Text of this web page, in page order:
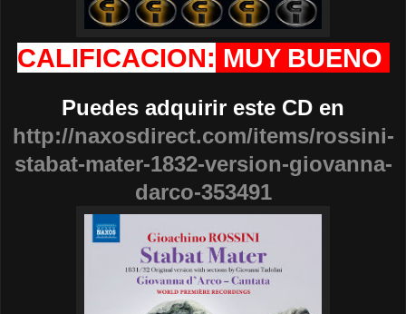
CALIFICACION: MUY BUENO
Puedes adquirir este CD en
http://naxosdirect.com/items/rossini-
stabat-mater-1832-version-giovanna-
darco-353491